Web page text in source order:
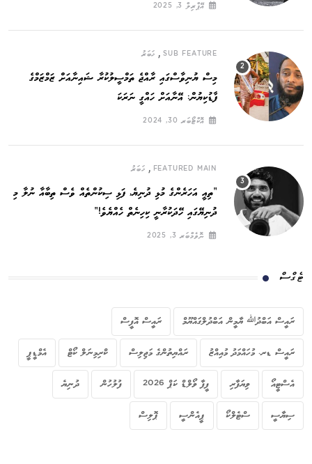
އޭޕްރިލް 3, 2025
SUB FEATURE
, ޚަބަރު
މިސް ޔުނިވާސްގައި ރާއްޖެ ތަމްސީލުކުރާ ޝައިނާއަށް ޒަމްޒަމްގެ
ފާޑުކިޔުން: އޭނާއަށް ހައްގީ ނަރަކަ
އޮކްޓޯބަރ 30, 2024
FEATURED MAIN
, ޚަބަރު
”ތިއީ އަހަރެންގެ މުޅި ދުނިޔެ, ފަޅި ސިކުންތެއް ވެސް ތިބާއާ ނުލާ މި
ދުނިޔޭގައި ހޭދަކުރާނީ ކިހިނެތް ހެއްޔެވެ!“
ނޮވެމްބަރ 3, 2025
ޓެގްސް
ރައީސް އަބްދުﷲ ޔާމީން އަބްދުލްގައްޔޫމް ރައީސް އޮފީސް
ރައީސް ޑރ. މުހައްމަދު މުއިއްޒު ރައްޔިތުންގެ މަޖިލިސް ކްރިމިނަލް ކޯޓް އެމްޑީޕީ
އެސްޓީއޯ ވިޔަފާރި ފީފާ ވޯލްޑް ކަޕް 2026 ފުލުހުން ދުނިޔެ
ސިޔާސީ ސްޓެލްކޯ ޕީއެންސީ ޕޮލިސް